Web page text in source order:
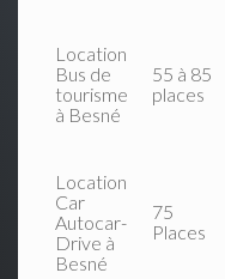
Location
Bus de
tourisme
à Besné
55 à 85
places
Location
Car
Autocar-
Drive à
Besné
75
Places